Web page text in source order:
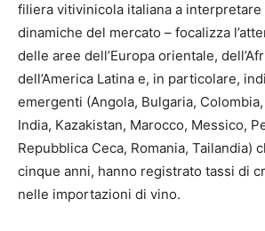
filiera vitivinicola italiana a
dinamiche del mercato – focalizza
delle aree dell’Europa orientale,
dell’America Latina e, in particolare,
emergenti (Angola, Bulgaria, Colombia,
India, Kazakistan, Marocco, Messico,
Repubblica Ceca, Romania, Tailandia)
cinque anni, hanno registrato tassi di
nelle importazioni di vino.